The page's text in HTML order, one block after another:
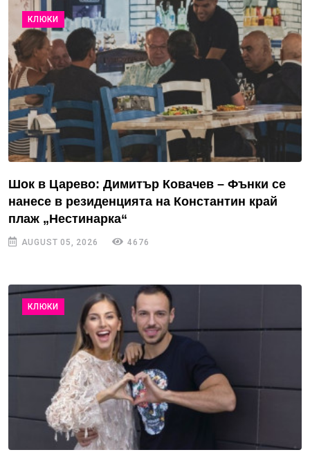
КЛЮКИ
Шок в Царево: Димитър Ковачев – Фънки се
нанесе в резиденцията на Константин край
плаж „Нестинарка“
AUGUST 05, 2026 4676
КЛЮКИ